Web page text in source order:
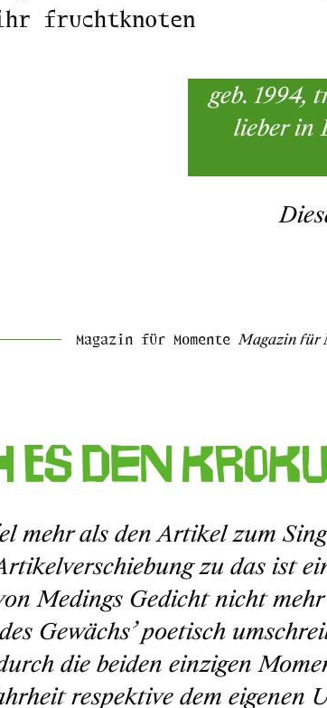
fruchtknoten
geb. 1994,
lieber in
Magazin für Momente Magazin für
es den
mehr als den Artikel zum
zu das ist
Medings Gedicht nicht
Gewächs’ poetisch
die beiden einzigen
respektive dem eigenen